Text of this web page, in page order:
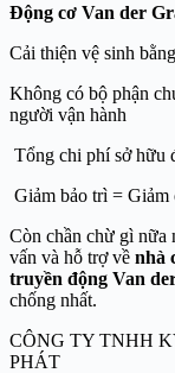
Động cơ Van der
Cải thiện vệ sinh
Không có bộ phận
người vận hành
Tổng chi phí sở hữu
Giảm bảo trì = Giảm
Còn chần chừ gì nữa
vấn và hỗ trợ về nhà
truyền động Van
chống nhất.
CÔNG TY TNHH
PHÁT